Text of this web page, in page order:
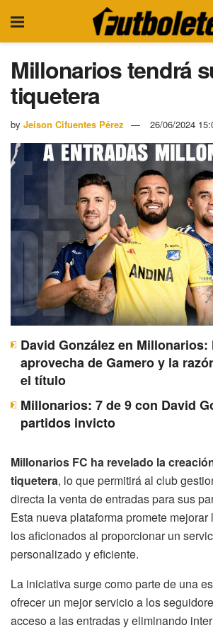
Millonarios tendrá
tiquetera
by Jeison Cifuentes Pérez 26/06/2024
David González en Millonarios:
aprovecha de Gamero y la
el título
Millonarios: 7 de 9 con David
partidos invicto
Millonarios FC ha revelado la
tiquetera, lo que permitirá al club
directa la venta de entradas para sus
Esta nueva plataforma promete
los aficionados al proporcionar un
personalizado y eficiente.
La iniciativa surge como parte de una
ofrecer un mejor servicio a los
acceso a las entradas y eliminando